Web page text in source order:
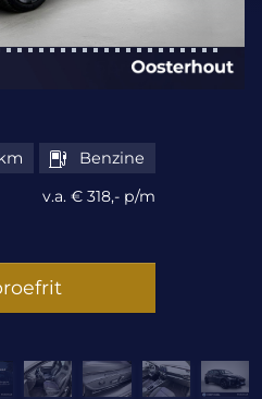
Benzine
v.a. € 318,- p/m